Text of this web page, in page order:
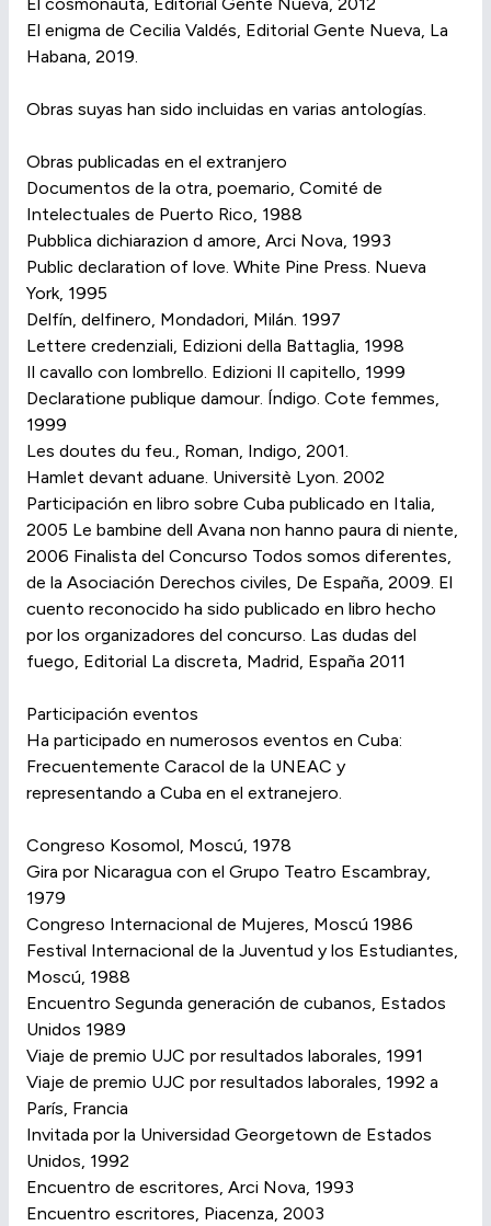
El enigma de Cecilia Valdés, Editorial Gente Nueva, La
Habana, 2019.
Obras suyas han sido incluidas en varias antologías.
Obras publicadas en el extranjero
Documentos de la otra, poemario, Comité de
Intelectuales de Puerto Rico, 1988
Pubblica dichiarazion d amore, Arci Nova, 1993
Public declaration of love. White Pine Press. Nueva
York, 1995
Delfín, delfinero, Mondadori, Milán. 1997
Lettere credenziali, Edizioni della Battaglia, 1998
Il cavallo con lombrello. Edizioni Il capitello, 1999
Declaratione publique damour. Índigo. Cote femmes,
1999
Les doutes du feu., Roman, Indigo, 2001.
Hamlet devant aduane. Universitè Lyon. 2002
Participación en libro sobre Cuba publicado en Italia,
2005 Le bambine dell Avana non hanno paura di niente,
2006 Finalista del Concurso Todos somos diferentes,
de la Asociación Derechos civiles, De España, 2009. El
cuento reconocido ha sido publicado en libro hecho
por los organizadores del concurso. Las dudas del
fuego, Editorial La discreta, Madrid, España 2011
Participación eventos
Ha participado en numerosos eventos en Cuba:
Frecuentemente Caracol de la UNEAC y
representando a Cuba en el extranejero.
Congreso Kosomol, Moscú, 1978
Gira por Nicaragua con el Grupo Teatro Escambray,
1979
Congreso Internacional de Mujeres, Moscú 1986
Festival Internacional de la Juventud y los Estudiantes,
Moscú, 1988
Encuentro Segunda generación de cubanos, Estados
Unidos 1989
Viaje de premio UJC por resultados laborales, 1991
Viaje de premio UJC por resultados laborales, 1992 a
París, Francia
Invitada por la Universidad Georgetown de Estados
Unidos, 1992
Encuentro de escritores, Arci Nova, 1993
Encuentro escritores, Piacenza, 2003